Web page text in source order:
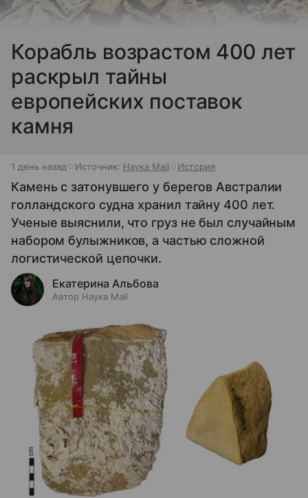
Корабль возрастом 400 лет
раскрыл тайны
европейских поставок
камня
1 день назад Источник: Наука Mail История
Камень с затонувшего у берегов Австралии
голландского судна хранил тайну 400 лет.
Ученые выяснили, что груз не был случайным
набором булыжников, а частью сложной
логистической цепочки.
Екатерина Альбова
Автор Наука Mail